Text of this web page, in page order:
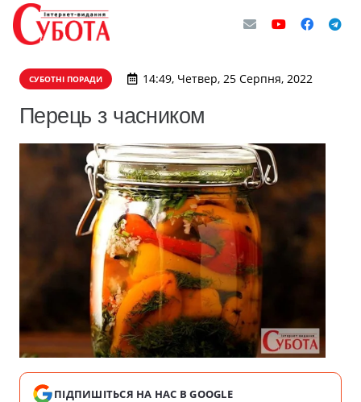
СУБОТНІ ПОРАДИ 14:49, Четвер, 25 Серпня, 2022
Перець з часником
ПІДПИШІТЬСЯ НА НАС В GOOGLE